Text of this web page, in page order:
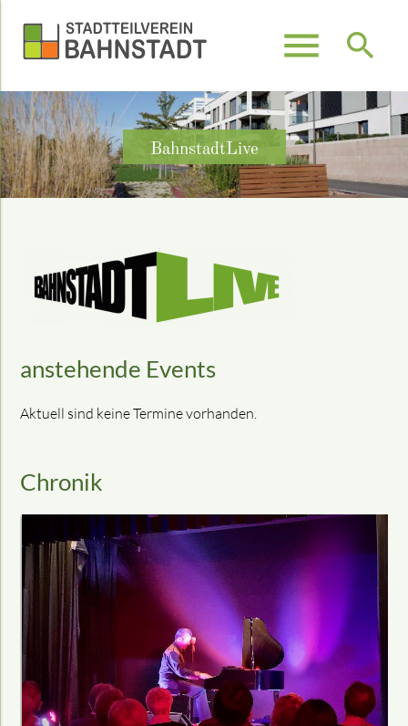
menu search
Suchbegriffe
SUCHEN
BahnstadtLive
anstehende Events
Aktuell sind keine Termine vorhanden.
Chronik